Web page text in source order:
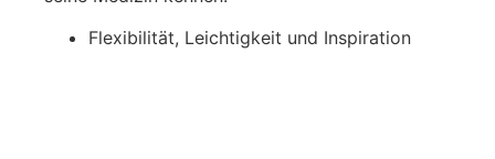
Flexibilität, Leichtigkeit und Inspiration